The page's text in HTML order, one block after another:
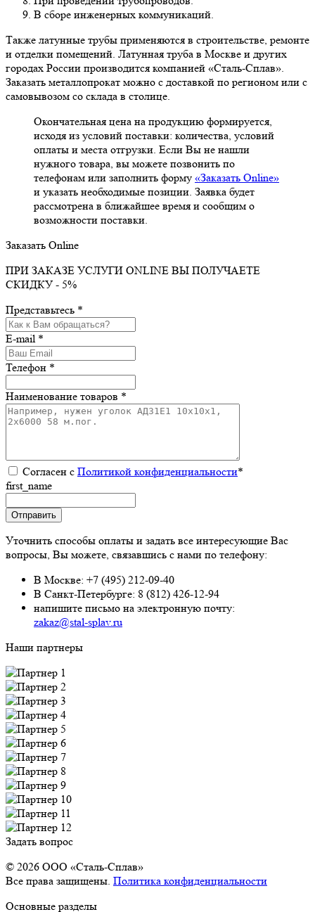
В сборе инженерных коммуникаций.
Также латунные трубы применяются в строительстве, ремонте
и отделки помещений. Латунная труба в Москве и других
городах России производится компанией «Сталь-Сплав».
Заказать металлопрокат можно с доставкой по регионом или с
самовывозом со склада в столице.
Окончательная цена на продукцию формируется,
исходя из условий поставки: количества, условий
оплаты и места отгрузки. Если Вы не нашли
нужного товара, вы можете позвонить по
телефонам или заполнить форму «Заказать Online»
и указать необходимые позиции. Заявка будет
рассмотрена в ближайшее время и сообщим о
возможности поставки.
Заказать Online
ПРИ ЗАКАЗЕ УСЛУГИ ONLINE ВЫ ПОЛУЧАЕТЕ
СКИДКУ - 5%
Представьтесь *
E-mail *
Телефон *
Наименование товаров *
Согласен с Политикой конфиденциальности*
first_name
Уточнить способы оплаты и задать все интересующие Вас
вопросы, Вы можете, связавшись с нами по телефону:
В Москве: +7 (495) 212-09-40
В Санкт-Петербурге: 8 (812) 426-12-94
напишите письмо на электронную почту:
zakaz@stal-splav.ru
Наши партнеры
Задать вопрос
© 2026 OOO «Сталь-Сплав»
Все права защищены. Политика конфиденциальности
Основные разделы